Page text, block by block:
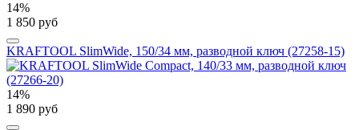
14%
1 850 руб
KRAFTOOL SlimWide, 150/34 мм, разводной ключ (27258-15)
14%
1 890 руб